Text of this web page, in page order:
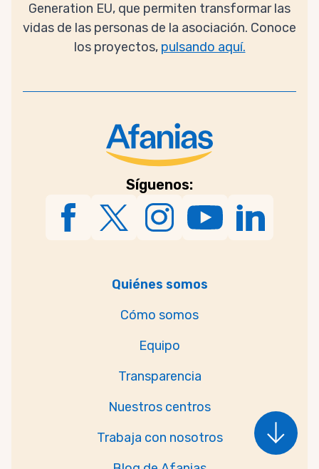
Generation EU, que permiten transformar las
vidas de las personas de la asociación. Conoce
los proyectos, pulsando aquí.
Síguenos:
Quiénes somos
Cómo somos
Equipo
Transparencia
Nuestros centros
Trabaja con nosotros